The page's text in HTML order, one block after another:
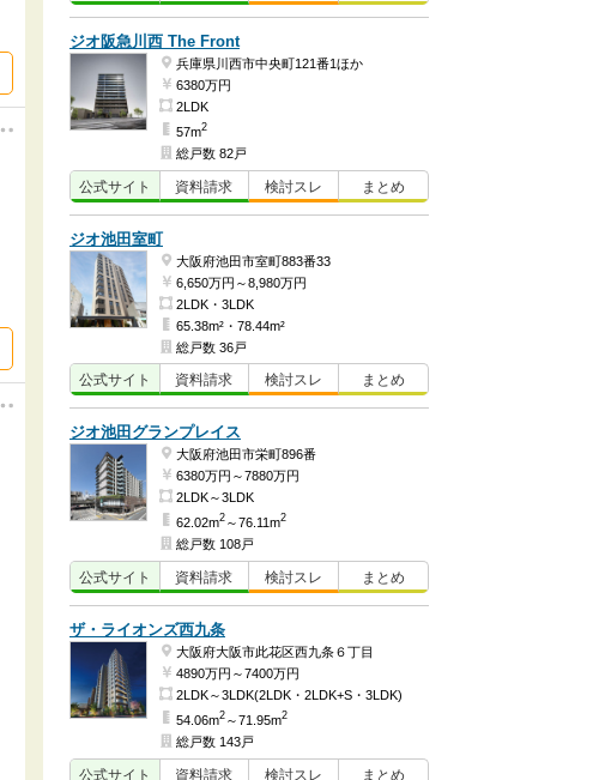
ジオ阪急川西 The Front
兵庫県川西市中央町121番1ほか
6380万円
2LDK
57m2
総戸数 82戸
公式サイト 資料請求 検討スレ まとめ
ジオ池田室町
大阪府池田市室町883番33
6,650万円～8,980万円
2LDK・3LDK
65.38m²・78.44m²
総戸数 36戸
公式サイト 資料請求 検討スレ まとめ
ジオ池田グランプレイス
大阪府池田市栄町896番
6380万円～7880万円
2LDK～3LDK
62.02m2 ～76.11m2
総戸数 108戸
公式サイト 資料請求 検討スレ まとめ
ザ・ライオンズ西九条
大阪府大阪市此花区西九条６丁目
4890万円～7400万円
2LDK～3LDK(2LDK・2LDK+S・3LDK)
54.06m2 ～71.95m2
総戸数 143戸
公式サイト 資料請求 検討スレ まとめ